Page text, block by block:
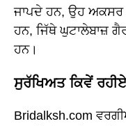
ਜਾਪਦੇ ਹਨ, ਉਹ ਅਕਸਰ
ਹਨ, ਜਿੱਥੇ ਘੁਟਾਲੇਬਾਜ਼
ਹਨ।
ਸੁਰੱਖਿਅਤ ਕਿਵੇਂ
Bridalksh.com